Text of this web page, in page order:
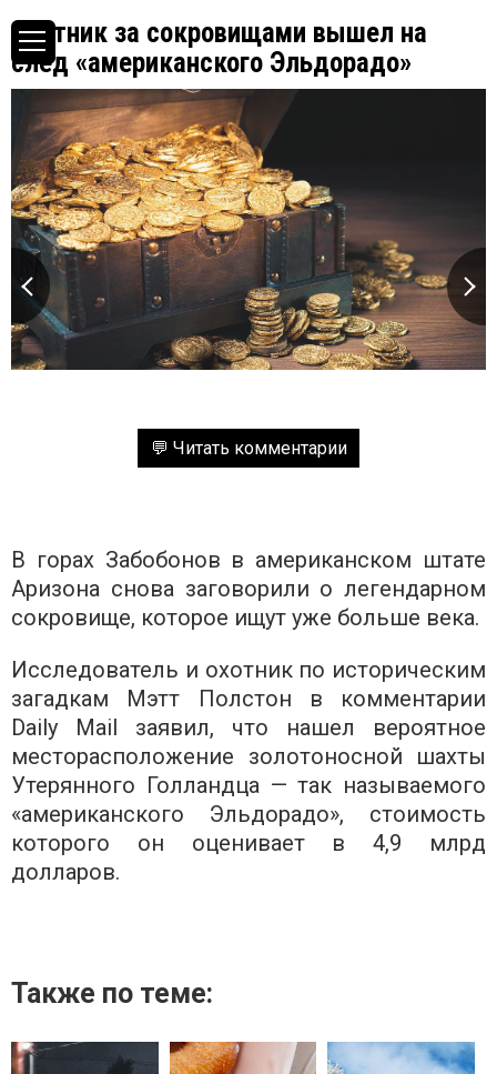
Охотник за сокровищами вышел на
след «американского Эльдорадо»
💬 Читать комментарии
В горах Забобонов в американском штате
Аризона снова заговорили о легендарном
сокровище, которое ищут уже больше века.
Исследователь и охотник по историческим
загадкам Мэтт Полстон в комментарии
Daily Mail заявил, что нашел вероятное
месторасположение золотоносной шахты
Утерянного Голландца — так называемого
«американского Эльдорадо», стоимость
которого он оценивает в 4,9 млрд
долларов.
Также по теме: